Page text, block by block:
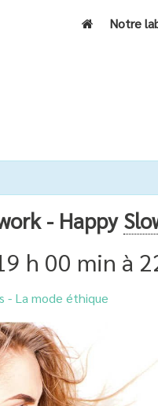
Notre
- Happy
h 00 min à
- La mode éthique